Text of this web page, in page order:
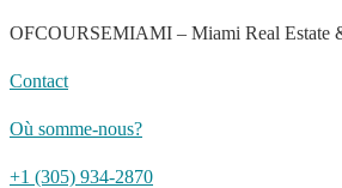
OFCOURSEMIAMI – Miami Real Estate
Contact
Où somme-nous?
+1 (305) 934-2870